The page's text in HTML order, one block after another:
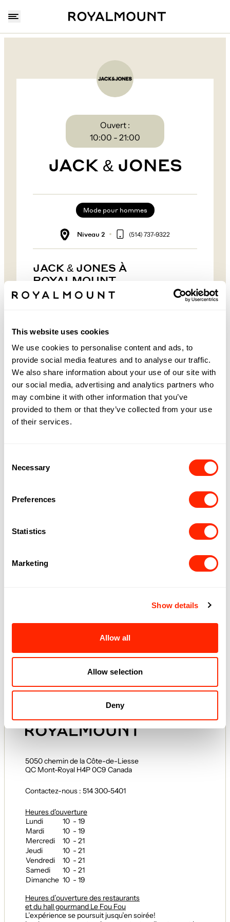
This website uses cookies
We use cookies to personalise content and ads, to
provide social media features and to analyse our traffic.
We also share information about your use of our site with
our social media, advertising and analytics partners who
may combine it with other information that you’ve
provided to them or that they’ve collected from your use
of their services.
Selection
Necessary
Preferences
Statistics
Marketing
Show details
Allow all
Allow selection
Deny
Ouvert :
10:00 - 21:00
JACK & JONES
Mode pour hommes
Niveau 2 (514) 737-9322
JACK & JONES À
ROYALMOUNT
Fondée au Danemark en 1990, Jack & Jones est
grandi au cours des trente dernières années pour
commerçantes à travers l'Europe. Populaire auprès
des jeunes hommes, la marque s'est diversifiée au-
delà de ses racines en denim et offre maintenant
une multitude de vêtements et d'accessoires.
Vous trouverez des vêtements de sport, des
tenues de bureau, des chaussures, et plus encore
chez Jack & Jones - et bien sûr, il va sans dire que
la marque propose toujours d'excellents jeans.
Suivez-nous
EXPLORER OPPORTUNITÉS
Offres d'emploi
ENGAGEMENT ROYALMOUNT
Normes et
5050 chemin de la Côte-de-Liesse
QC Mont-Royal H4P 0C9 Canada
Contactez-nous : 514 300-5401
Heures d'ouverture
Lundi
10 - 19
Mardi
10 - 19
Mercredi
10 - 21
Jeudi
10 - 21
Vendredi
10 - 21
Samedi
10 - 21
Dimanche 10 - 19
Heures d’ouverture des restaurants
et du hall gourmand Le Fou Fou
L’expérience se poursuit jusqu’en soirée!